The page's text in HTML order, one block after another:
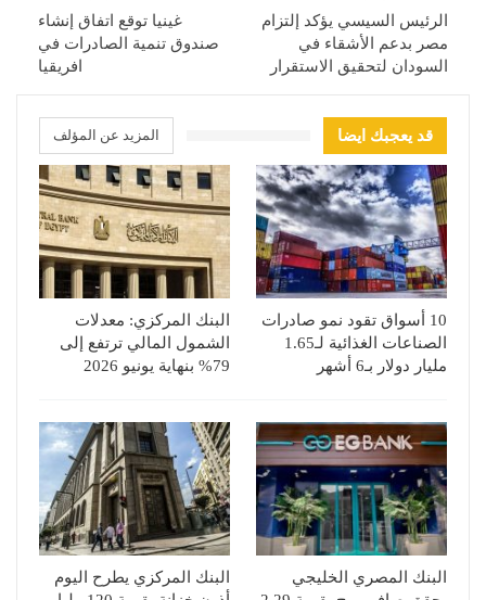
الرئيس السيسي يؤكد إلتزام
مصر بدعم الأشقاء في
السودان لتحقيق الاستقرار
غينيا توقع اتفاق إنشاء
صندوق تنمية الصادرات في
افريقيا
قد يعجبك ايضا المزيد عن المؤلف
10 أسواق تقود نمو صادرات
الصناعات الغذائية لـ1.65
مليار دولار بـ6 أشهر
البنك المركزي: معدلات
الشمول المالي ترتفع إلى
79% بنهاية يونيو 2026
البنك المصري الخليجي
البنك المركزي يطرح اليوم